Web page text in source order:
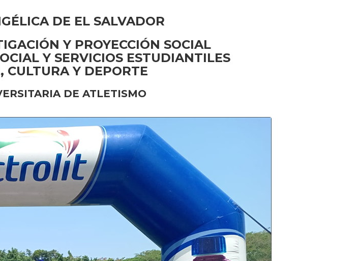
DE EL SALVADOR
Y PROYECCIÓN SOCIAL
Y SERVICIOS ESTUDIANTILES
CULTURA Y DEPORTE
DE ATLETISMO